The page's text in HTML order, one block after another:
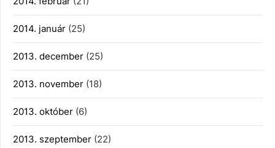
2014. január (25)
2013. december (25)
2013. november (18)
2013. október (6)
2013. szeptember (22)